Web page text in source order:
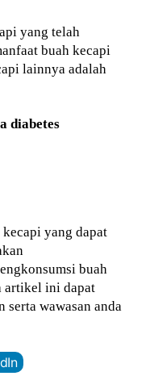
yang telah
buah kecapi
lainnya adalah
diabetes
yang dapat
buah
artikel ini dapat
serta wawasan anda